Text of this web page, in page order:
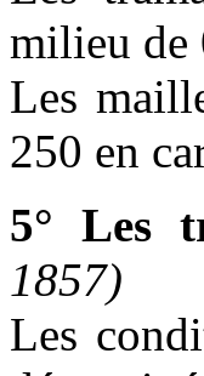
milieu de
Les
250 en
5° Les
1857)
Les